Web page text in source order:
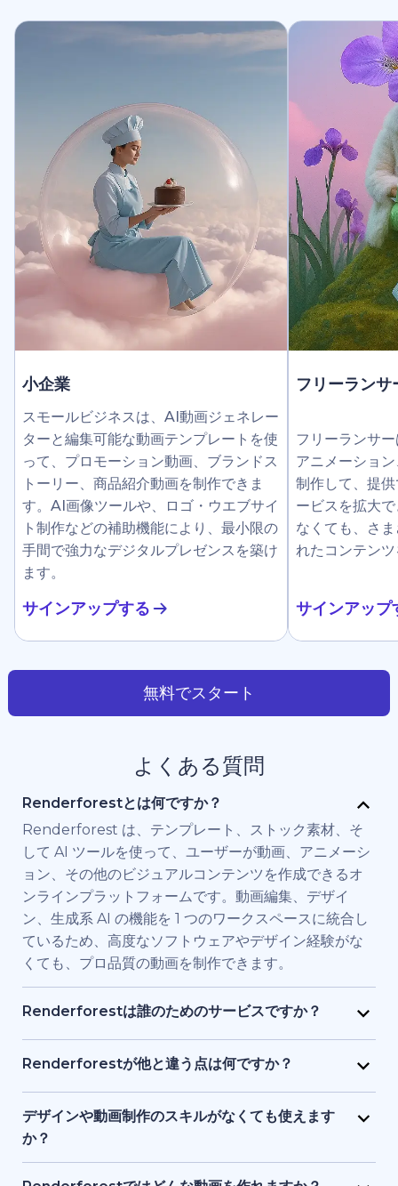
小企業
スモールビジネスは、AI動画ジェネレー
ターと編集可能な動画テンプレートを使
って、プロモーション動画、ブランドス
トーリー、商品紹介動画を制作できま
す。AI画像ツールや、ロゴ・ウエブサイ
ト制作などの補助機能により、最小限の
手間で強力なデジタルプレゼンスを築け
ます。
サインアップする
フリーランサ
フリーランサ
アニメーショ
制作して、提
ービスを拡大
なくても、さ
れたコンテン
サインアップ
無料でスタート
よくある質問
Renderforestとは何ですか？
Renderforest は、テンプレート、ストック素材、そ
して AI ツールを使って、ユーザーが動画、アニメーシ
ョン、その他のビジュアルコンテンツを作成できるオ
ンラインプラットフォームです。動画編集、デザイ
ン、生成系 AI の機能を 1 つのワークスペースに統合し
ているため、高度なソフトウェアやデザイン経験がな
くても、プロ品質の動画を制作できます。
Renderforestは誰のためのサービスですか？
Renderforest は、高品質の動画を素早く必要とする
個人やチーム向けに構築されています。マーケティン
ム、フリーランサー、コンテンツクリエイターなど
が、フル制作チームを雇わずに、ブランド用、研修
用、またはプロモーション用の動画を制作するために
Renderforestが他と違う点は何ですか？
Renderforestは複数のAIと動画生成モデルを1つのプ
ラットフォームに統合しています。ユーザーは、テキ
ストから動画生成、ストック素材ベースの動画、AI 生
作成・編集・書き出しが可能です。テンプレート、AI
デザインや動画制作のスキルがなくても使えます
か？
はい、使えます。Renderforestには1,200点以上のテ